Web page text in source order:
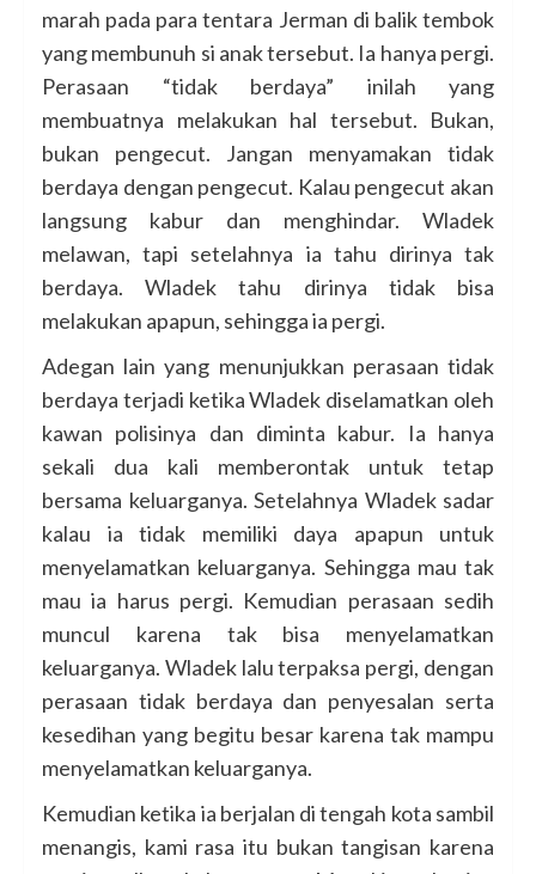
marah pada para tentara Jerman di balik tembok
yang membunuh si anak tersebut. Ia hanya pergi.
Perasaan “tidak berdaya” inilah yang
membuatnya melakukan hal tersebut. Bukan,
bukan pengecut. Jangan menyamakan tidak
berdaya dengan pengecut. Kalau pengecut akan
langsung kabur dan menghindar. Wladek
melawan, tapi setelahnya ia tahu dirinya tak
berdaya. Wladek tahu dirinya tidak bisa
melakukan apapun, sehingga ia pergi.
Adegan lain yang menunjukkan perasaan tidak
berdaya terjadi ketika Wladek diselamatkan oleh
kawan polisinya dan diminta kabur. Ia hanya
sekali dua kali memberontak untuk tetap
bersama keluarganya. Setelahnya Wladek sadar
kalau ia tidak memiliki daya apapun untuk
menyelamatkan keluarganya. Sehingga mau tak
mau ia harus pergi. Kemudian perasaan sedih
muncul karena tak bisa menyelamatkan
keluarganya. Wladek lalu terpaksa pergi, dengan
perasaan tidak berdaya dan penyesalan serta
kesedihan yang begitu besar karena tak mampu
menyelamatkan keluarganya.
Kemudian ketika ia berjalan di tengah kota sambil
menangis, kami rasa itu bukan tangisan karena